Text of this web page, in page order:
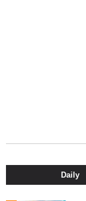
Daily